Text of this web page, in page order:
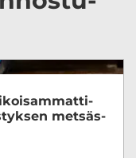
met­säs­